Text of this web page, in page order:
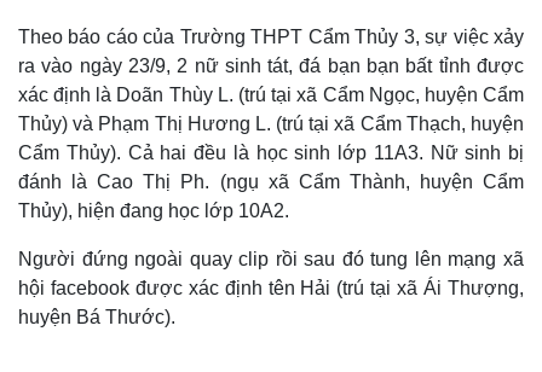
Theo báo cáo của Trường THPT Cẩm Thủy 3, sự việc xảy
ra vào ngày 23/9, 2 nữ sinh tát, đá bạn bạn bất tỉnh được
xác định là Doãn Thùy L. (trú tại xã Cẩm Ngọc, huyện Cẩm
Thủy) và Phạm Thị Hương L. (trú tại xã Cẩm Thạch, huyện
Cẩm Thủy). Cả hai đều là học sinh lớp 11A3. Nữ sinh bị
đánh là Cao Thị Ph. (ngụ xã Cẩm Thành, huyện Cẩm
Thủy), hiện đang học lớp 10A2.
Người đứng ngoài quay clip rồi sau đó tung lên mạng xã
hội facebook được xác định tên Hải (trú tại xã Ái Thượng,
huyện Bá Thước).